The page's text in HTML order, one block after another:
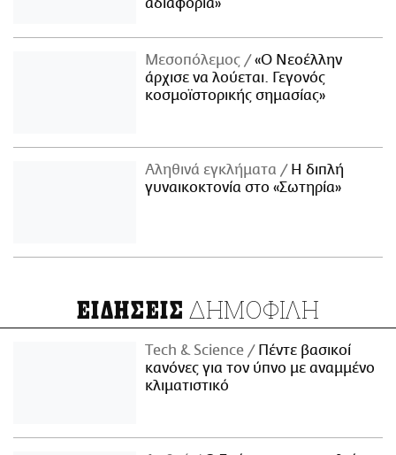
αδιαφορία»
Μεσοπόλεμος
«Ο Νεοέλλην
άρχισε να λούεται. Γεγονός
κοσμοϊστορικής σημασίας»
Αληθινά εγκλήματα
Η διπλή
γυναικοκτονία στο «Σωτηρία»
ΕΙΔΗΣΕΙΣ ΔΗΜΟΦΙΛΗ
Τech & Science
Πέντε βασικοί
κανόνες για τον ύπνο με αναμμένο
κλιματιστικό